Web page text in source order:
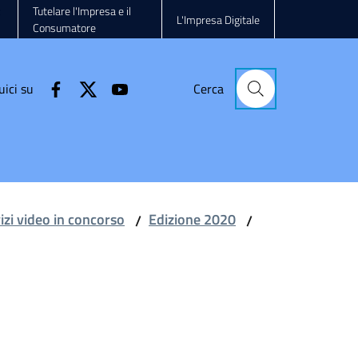
Tutelare l'Impresa e il
Consumatore
L'Impresa Digitale
su Cerca
video in concorso / Edizione 2020 /